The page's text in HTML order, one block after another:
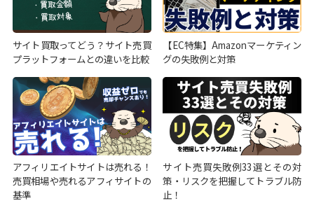
サイト買取ってどう？サイト売買
プラットフォームとの違いを比較
【EC特集】Amazonマーケティン
グの失敗例と対策
アフィリエイトサイトは売れる！
売買相場や売れるアフィサイトの
基準
サイト売買失敗例33選とその対
策・リスクを把握してトラブル防
止！